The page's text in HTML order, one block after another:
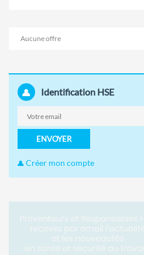
Aucune offre
Identification HSE
ENVOYER
Créer mon compte